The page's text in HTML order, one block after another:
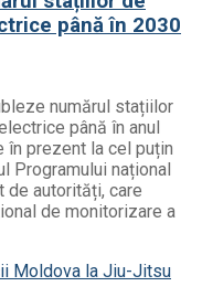
până în 2030
numărul stațiilor
până în anul
prezent la cel puțin
Programului național
autorități, care
de monitorizare a
Moldova la Jiu-Jitsu